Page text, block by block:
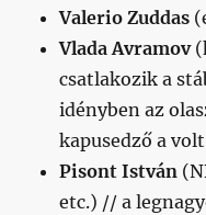
Valerio Zuddas
Vlada Avramov
csatlakozik a
idényben az
kapusedző a
Pisont István
etc.) // a